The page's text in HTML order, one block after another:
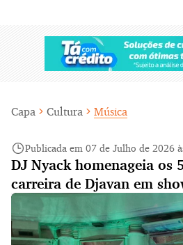
Capa Cultura Música
Publicada em 07 de Julho de 2026
DJ Nyack homenageia os
carreira de Djavan em